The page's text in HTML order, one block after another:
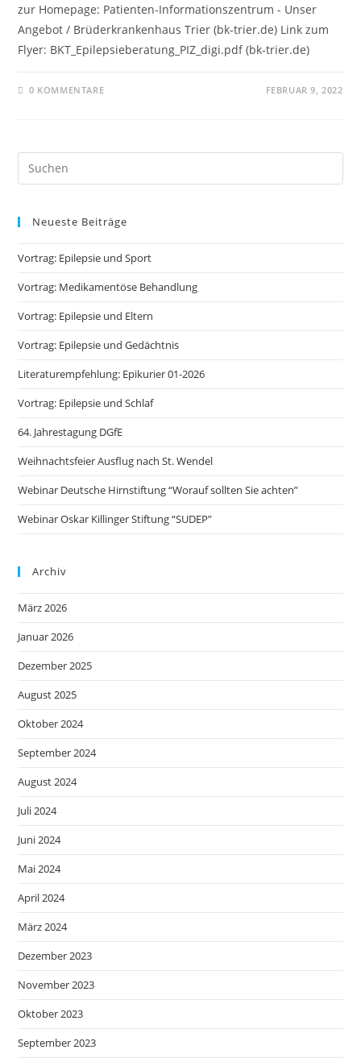
zur Homepage: Patienten-Informationszentrum - Unser
Angebot / Brüderkrankenhaus Trier (bk-trier.de) Link zum
Flyer: BKT_Epilepsieberatung_PIZ_digi.pdf (bk-trier.de)
0 KOMMENTARE FEBRUAR 9, 2022
Neueste Beiträge
Vortrag: Epilepsie und Sport
Vortrag: Medikamentöse Behandlung
Vortrag: Epilepsie und Eltern
Vortrag: Epilepsie und Gedächtnis
Literaturempfehlung: Epikurier 01-2026
Vortrag: Epilepsie und Schlaf
64. Jahrestagung DGfE
Weihnachtsfeier Ausflug nach St. Wendel
Webinar Deutsche Hirnstiftung “Worauf sollten Sie achten”
Webinar Oskar Killinger Stiftung “SUDEP”
Archiv
März 2026
Januar 2026
Dezember 2025
August 2025
Oktober 2024
September 2024
August 2024
Juli 2024
Juni 2024
Mai 2024
April 2024
März 2024
Dezember 2023
November 2023
Oktober 2023
September 2023